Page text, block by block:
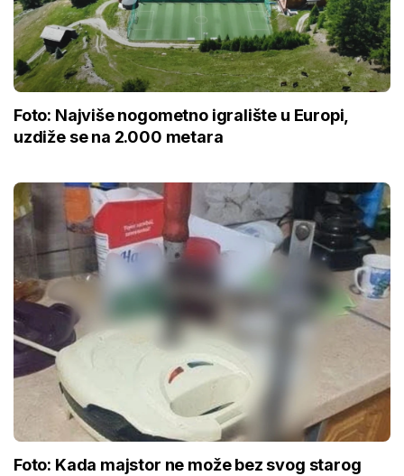
Foto: Najviše nogometno igralište u Europi,
uzdiže se na 2.000 metara
Foto: Kada majstor ne može bez svog starog